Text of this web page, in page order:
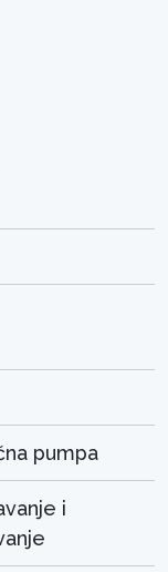
pumpa
i